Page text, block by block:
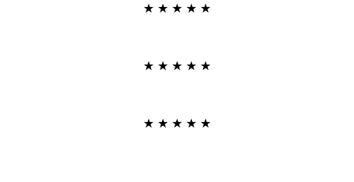
★ ★ ★ ★ ★
★ ★ ★ ★ ★
★ ★ ★ ★ ★